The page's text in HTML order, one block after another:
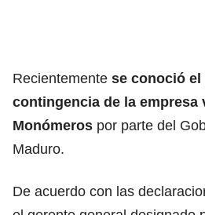
Recientemente se conoció el
contingencia de la empresa
Monómeros por parte del
Maduro.
De acuerdo con las